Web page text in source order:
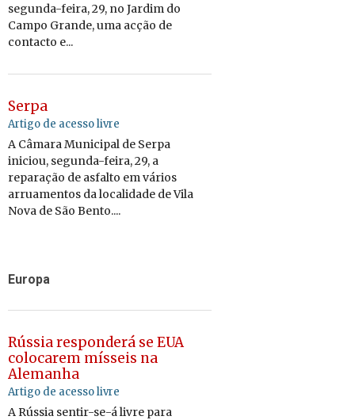
segunda-feira, 29, no Jardim do
Campo Grande, uma acção de
contacto e...
Serpa
Artigo de acesso livre
A Câmara Municipal de Serpa
iniciou, segunda-feira, 29, a
reparação de asfalto em vários
arruamentos da localidade de Vila
Nova de São Bento....
Europa
Rússia responderá se EUA
colocarem mísseis na
Alemanha
Artigo de acesso livre
A Rússia sentir-se-á livre para